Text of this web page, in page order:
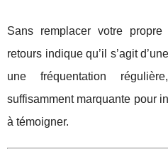
Sans remplacer votre
retours indique qu’il s’agit
une fréquentation
suffisamment marquante pour
à témoigner.